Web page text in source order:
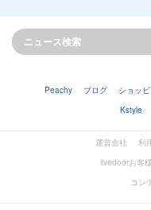
Peachy ブログ ショッ
Kstyle
運営会社 利
livedoorお客
コン